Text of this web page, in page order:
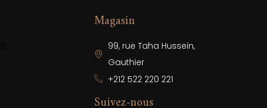
Magasin
99, rue Taha Hussein,
Gauthier
+212 522 220 221
Suivez-nous